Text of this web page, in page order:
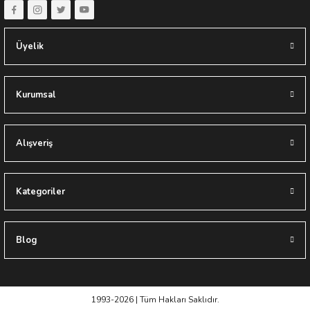
Yapıes Banyo / Erkan Ocak
BAĞIMSIZ KÜVET BATARYASI SİYAH
15.500,00 TL
Üyelik
Kurumsal
Alışveriş
Kategoriler
Blog
1993-2026 | Tüm Hakları Saklıdır.